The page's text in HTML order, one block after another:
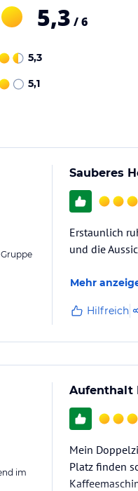
Aktivitäten und
besichtigen, die Natur in
des jeweiligen Veranstalters.
5,3 / 6
5,3
5,1
Sauberes
Erstaunlich
und die
Mehr
Hilfreich
im
Aufenthalt
Mein
Platz finden